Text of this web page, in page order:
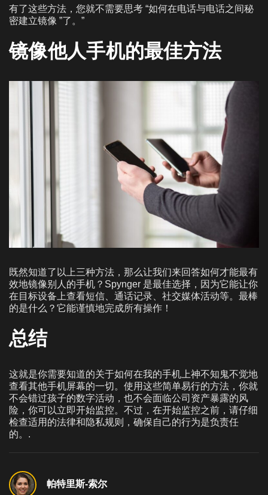
有了这些方法，您就不需要思考 “如何在电话与电话之间秘
密建立镜像 ”了。”
镜像他人手机的最佳方法
既然知道了以上三种方法，那么让我们来回答如何才能最有
效地镜像别人的手机？Spynger 是最佳选择，因为它能让你
在目标设备上查看短信、通话记录、社交媒体活动等。最棒
的是什么？它能谨慎地完成所有操作！
总结
这就是你需要知道的关于如何在我的手机上神不知鬼不觉地
查看其他手机屏幕的一切。使用这些简单易行的方法，你就
不会错过孩子的数字活动，也不会面临公司资产暴露的风
险，你可以立即开始监控。不过，在开始监控之前，请仔细
检查适用的法律和隐私规则，确保自己的行为是负责任
的。.
帕特里斯-索尔